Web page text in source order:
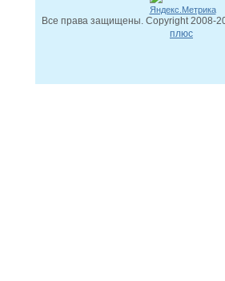
Все права защищены. Copyright2008-
плюс